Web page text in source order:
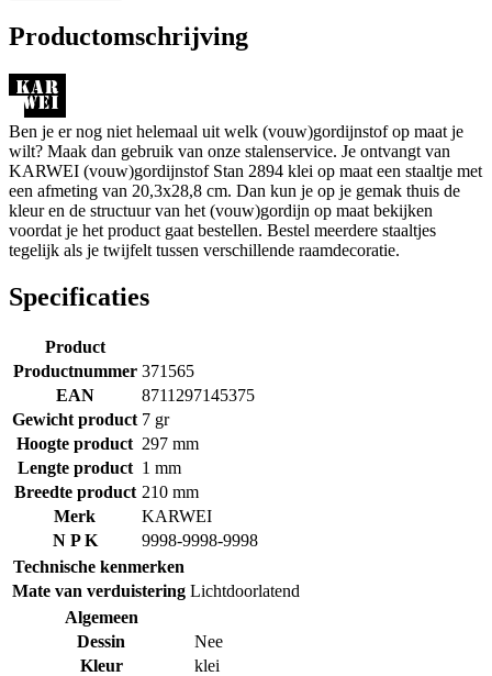
Productomschrijving
Ben je er nog niet helemaal uit welk (vouw)gordijnstof op maat je
wilt? Maak dan gebruik van onze stalenservice. Je ontvangt van
KARWEI (vouw)gordijnstof Stan 2894 klei op maat een staaltje met
een afmeting van 20,3x28,8 cm. Dan kun je op je gemak thuis de
kleur en de structuur van het (vouw)gordijn op maat bekijken
voordat je het product gaat bestellen. Bestel meerdere staaltjes
tegelijk als je twijfelt tussen verschillende raamdecoratie.
Specificaties
Product
Productnummer 371565
EAN
8711297145375
Gewicht product 7 gr
Hoogte product 297 mm
Lengte product 1 mm
Breedte product 210 mm
Merk
KARWEI
N P K
9998-9998-9998
Technische kenmerken
Mate van verduistering Lichtdoorlatend
Algemeen
Dessin
Nee
Kleur
klei